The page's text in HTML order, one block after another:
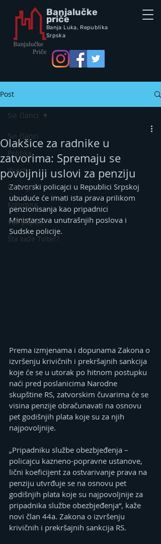
Banjalučke
priče
Banja Luka, Republika
Srpska
Post
Svi članci
Politika
Vijesti
Intervju
Kolumna
Vox populi
Šta kaže Tviter?
Svi članci
Olakšice za radnike u
zatvorima: Spremaju se
povoljniji uslovi za penziju
Zatvorski policajci u Republici Srpskoj
ubuduće će imati ista prava prilikom
penzionisanja kao pripadnici
Ministarstva unutrašnjih poslova i
Sudske policije.
Prema izmjenama i dopunama Zakona o
izvršenju krivičnih i prekršajnih sankcija
koje će se u utorak po hitnom postupku
naći pred poslanicima Narodne
skupštine RS, zatvorskim čuvarima će se
visina penzije obračunavati na osnovu
pet godišnjih plata koje su za njih
najpovoljnije.
„Pripadniku službe obezbjeđenja –
policajcu kazneno-popravne ustanove,
lični koeficijent za ostvarivanje prava na
penziju utvrđuje se na osnovu pet
godišnjih plata koje su najpovoljnije za
pripadnika službe obezbjeđenja“, kaže
novi član 44a. Zakona o izvršenju
krivičnih i prekršajnih sankcija RS.